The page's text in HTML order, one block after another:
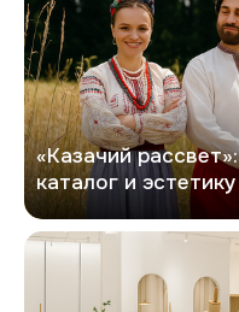
«Казачий
каталог и
Софита